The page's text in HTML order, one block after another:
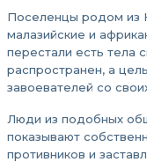
Поселенцы родом из
малазийские и
перестали есть тела
распространен, а
завоевателей со
Люди из подобных
показывают
противников и